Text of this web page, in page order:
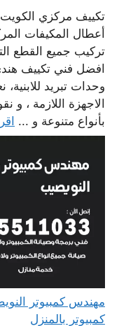
تكييف مركزي
أعطال المكيفات
تركيب جميع القطع
افضل فني تكييف
وحدات تبريد
الاجهزة اللازمة ، و
بأنواع متنوعة و ...
كمبيوتر بالمنزل